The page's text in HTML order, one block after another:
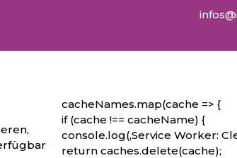
cacheNames.map(cache => {
if (cache !== cacheName) {
console.log(‚Service Worker:
return caches.delete(cache);